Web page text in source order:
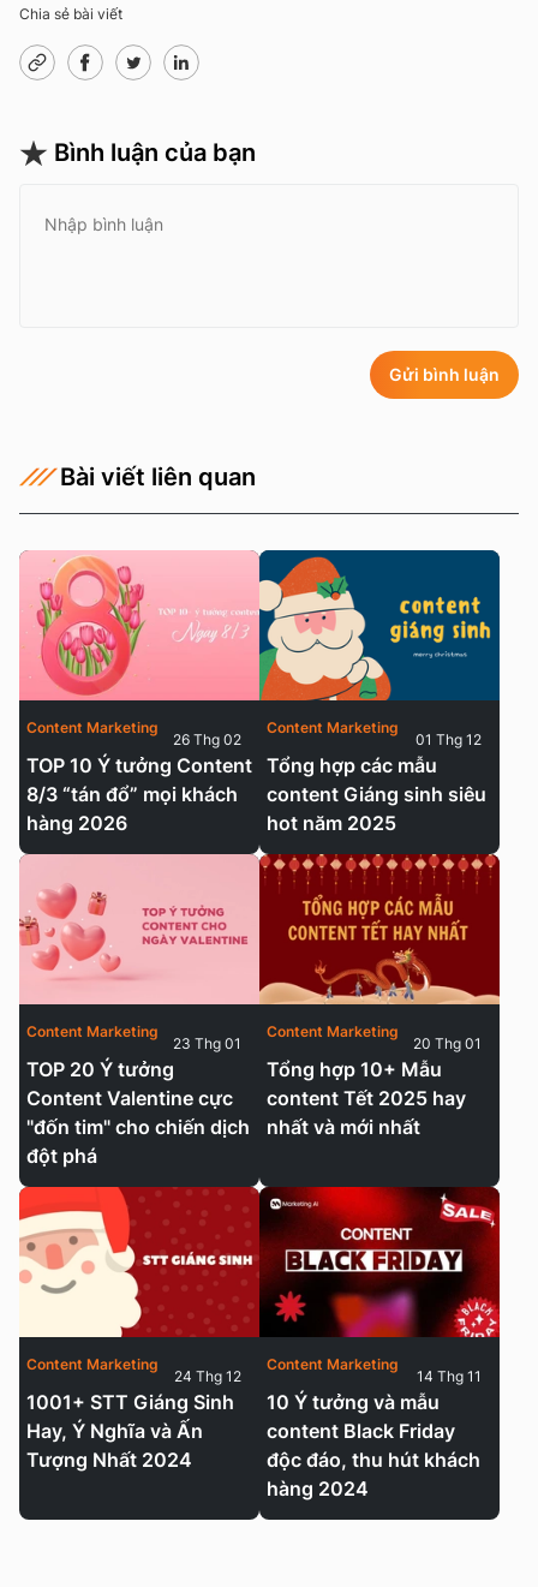
Chia sẻ bài viết
Bình luận của bạn
Gửi bình luận
Bài viết liên quan
TOP 10 Ý tưởng Content
8/3 “tán đổ” mọi khách
hàng 2026
Content Marketing
26 Thg 02
Tổng hợp các mẫu
content Giáng sinh siêu
hot năm 2025
Content Marketing
01 Thg 12
TOP 20 Ý tưởng
Content Valentine cực
"đốn tim" cho chiến dịch
đột phá
Content Marketing
23 Thg 01
Tổng hợp 10+ Mẫu
content Tết 2025 hay
nhất và mới nhất
Content Marketing
20 Thg 01
1001+ STT Giáng Sinh
Hay, Ý Nghĩa và Ấn
Tượng Nhất 2024
Content Marketing
24 Thg 12
10 Ý tưởng và mẫu
content Black Friday
độc đáo, thu hút khách
hàng 2024
Content Marketing
14 Thg 11